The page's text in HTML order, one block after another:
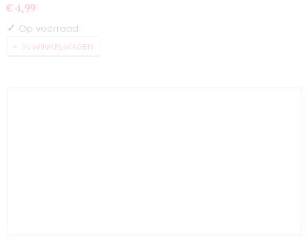
€ 4,99
✓ Op voorraad
IN WINKELWAGEN